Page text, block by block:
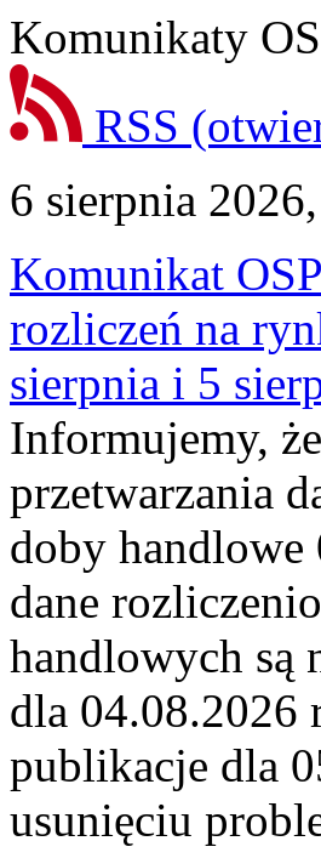
Komunikaty
RSS
6 sierpnia
Komunikat
rozliczeń na
sierpnia i 5
Informujemy,
przetwarzania
doby handlowe
dane
handlowych są
dla 04.08.2026
publikacje dla
usunięciu